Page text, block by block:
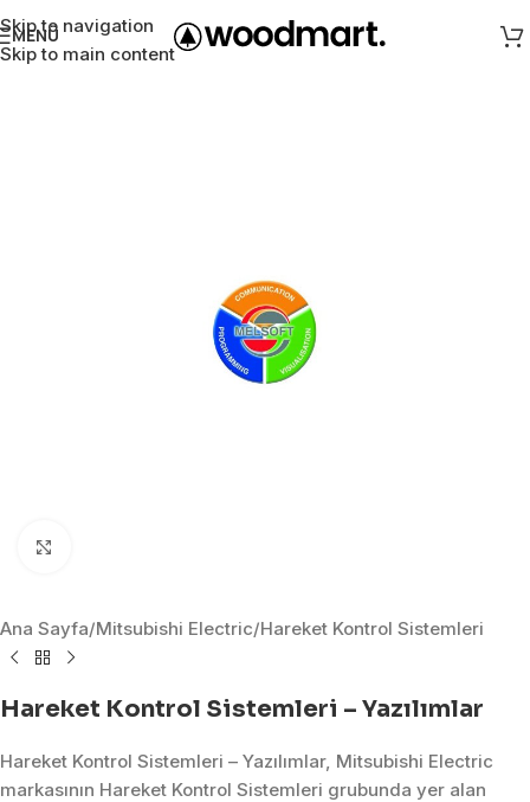
Skip to navigation
Skip to main content
MENÜ
Ana Sayfa/Mitsubishi Electric/Hareket Kontrol Sistemleri
Hareket Kontrol Sistemleri – Yazılımlar
Hareket Kontrol Sistemleri – Yazılımlar, Mitsubishi Electric
markasının Hareket Kontrol Sistemleri grubunda yer alan